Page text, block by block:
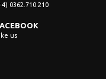
0362.710.210
us